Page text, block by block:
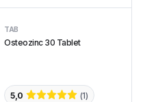
TAB
Osteozinc 30 Tablet
5,0 (1)